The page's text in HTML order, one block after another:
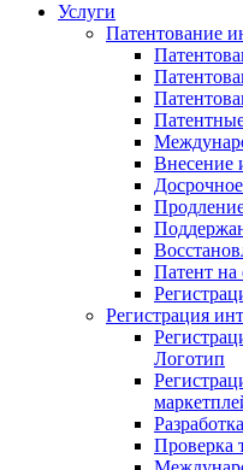
Услуги
Патентование
Внесение
Патент на
Регистрация
Логотип
Проверка